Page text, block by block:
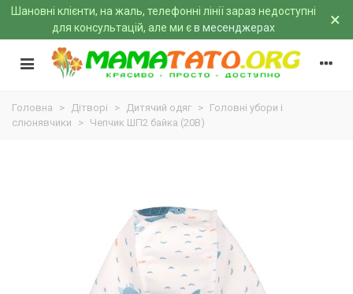
Шановні клієнти, на жаль, телефонні лінії зараз недоступні
для консультацій, але ми єв месенджерах ×
Головна > Дітворі > Дитячий одяг > Головні убори і
слюнявчики
> Чепчик ШП2 байка (20B)